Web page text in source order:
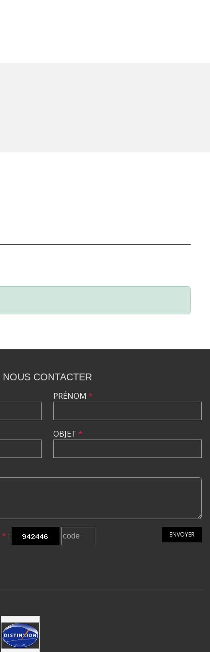
NOUS CONTACTER
PRÉNOM *
OBJET *
* : ENVOYER